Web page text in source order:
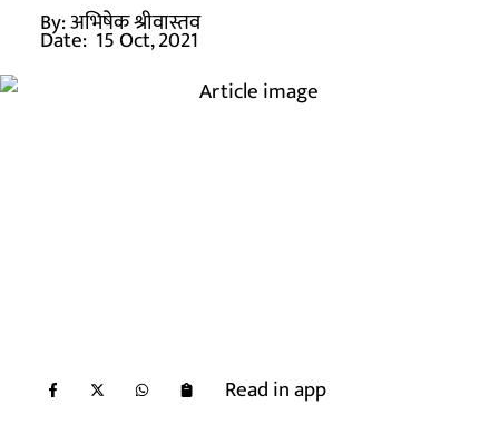
By:अभिषेक श्रीवास्तव
Date: 15 Oct, 2021
Read in app